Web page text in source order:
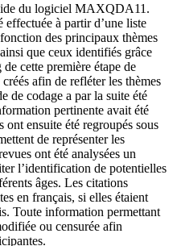
du logiciel MAXQDA11.
effectuée à partir d’une liste
des principaux thèmes
que ceux identifiés grâce
cette première étape de
afin de refléter les thèmes
de codage a par la suite été
pertinente avait été
ont ensuite été regroupés sous
de représenter les
ont été analysées un
l’identification de potentielles
âges. Les citations
en français, si elles étaient
Toute information permettant
ou censurée afin